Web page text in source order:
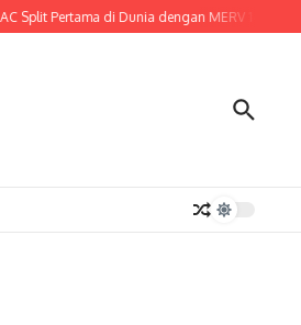
Pertama di Dunia dengan MERV 14 Certified